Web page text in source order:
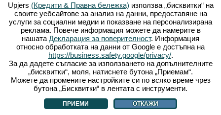
За Весела Ферма |Историята зад тази уеб базирана игра |Опциите
УЗП| Контакти/Кредити|Защита на личните данни |Правила|Форум|
Поддръжка|My Free Farm 2 App|Google Play|App Store|
Уеб игри - upjers.com|Управлявай Бисквитки
Upjers (Кредити & Правна бележка) използва „бисквитки“ на
своите уебсайтове за анализ на данни, предоставяне на
услуги за социални медии и показване на персонализирана
реклама. Повече информация можете да намерите в
нашата Декларация за поверителност. Информация
относно обработката на данни от Google е достъпна на
https://business.safety.google/privacy/.
За да дадете съгласие за използването на допълнителните
„бисквитки“, моля, натиснете бутона „Приемам“.
Можете да промените настройките си по всяко време чрез
бутона „Бисквитки“ в лентата с инструменти.
ПРИЕМИ ОТКАЖИ